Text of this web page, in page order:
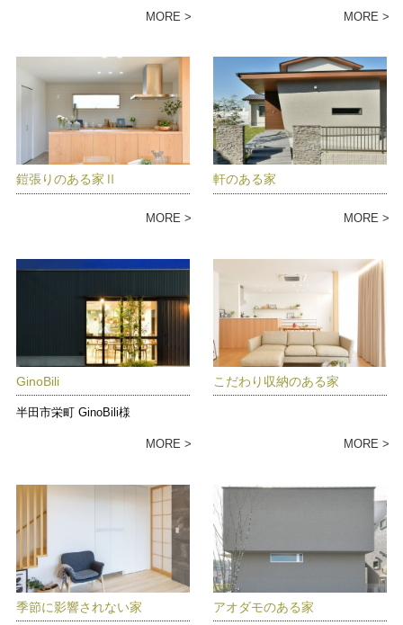
MORE MORE
鎧張りのある家Ⅱ
MORE
軒のある家
MORE
GinoBili
半田市栄町 GinoBili様
MORE
こだわり収納のある家
MORE
季節に影響されない家 アオダモのある家